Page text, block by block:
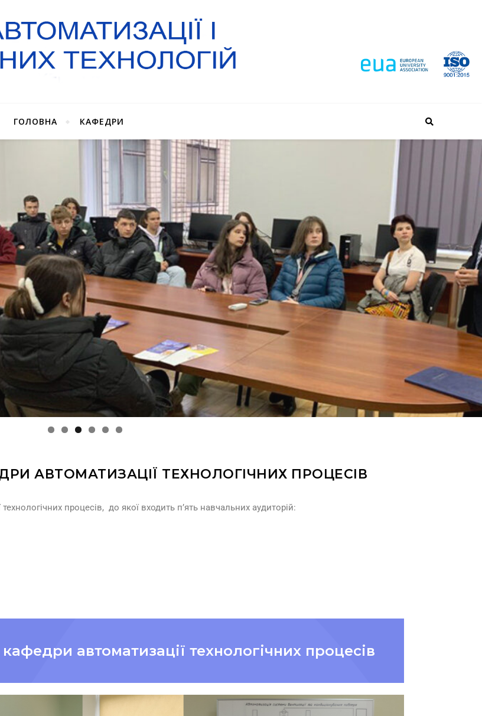
ГОЛОВНА КАФЕДРИ
АВТОМАТИЗАЦІЇ ТЕХНОЛОГІЧНИХ ПРОЦЕСІВ
процесів, до якої входить п’ять навчальних аудиторій:
автоматизації технологічних процесів